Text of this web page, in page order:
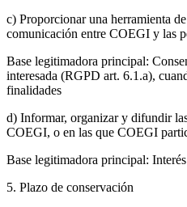
c) Proporcionar una herramienta
comunicación entre COEGI y las
Base legitimadora principal:
interesada (RGPD art. 6.1.a),
finalidades
d) Informar, organizar y difundir
COEGI, o en las que COEGI
Base legitimadora principal:
5. Plazo de conservación